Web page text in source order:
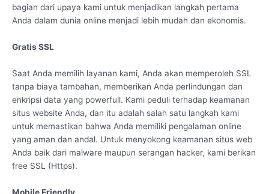
bagian dari upaya kami untuk menjadikan langkah pertama
Anda dalam dunia online menjadi lebih mudah dan ekonomis.
Gratis SSL
Saat Anda memilih layanan kami, Anda akan memperoleh SSL
tanpa biaya tambahan, memberikan Anda perlindungan dan
enkripsi data yang powerfull. Kami peduli terhadap keamanan
situs website Anda, dan itu adalah salah satu langkah kami
untuk memastikan bahwa Anda memiliki pengalaman online
yang aman dan andal. Untuk menyokong keamanan situs web
Anda baik dari malware maupun serangan hacker, kami berikan
free SSL (Https).